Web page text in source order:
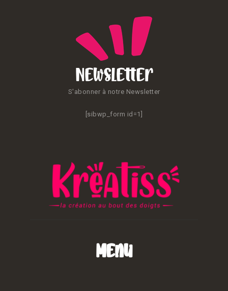
Newsletter
S'abonner à notre Newsletter
[sibwp_form id=1]
Menu